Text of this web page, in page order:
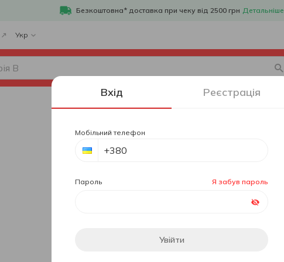
Безкоштовна* доставка при чеку від 2500 грн Детальніше
Укр
Вхід Реєстрація
Мобільний телефон
Пароль Я забув пароль
Увійти